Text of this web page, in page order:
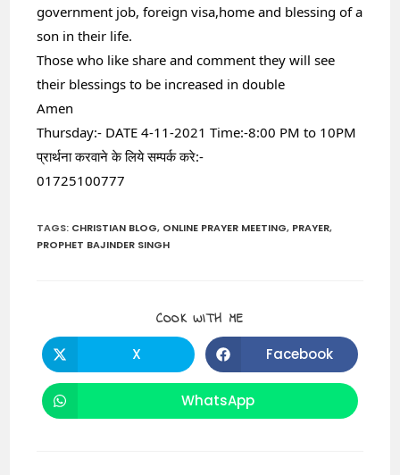
government job, foreign visa,home and blessing of a
son in their life.
Those who like share and comment they will see
their blessings to be increased in double
Amen
Thursday:- DATE 4-11-2021 Time:-8:00 PM to 10PM
प्रार्थना करवाने के लिये सम्पर्क करे:-
01725100777
TAGS: CHRISTIAN BLOG, ONLINE PRAYER MEETING, PRAYER,
PROPHET BAJINDER SINGH
COOK WITH ME
CONTENT
Opens
in
a
X Opens
in
a
Facebook
Opens
in
WhatsApp